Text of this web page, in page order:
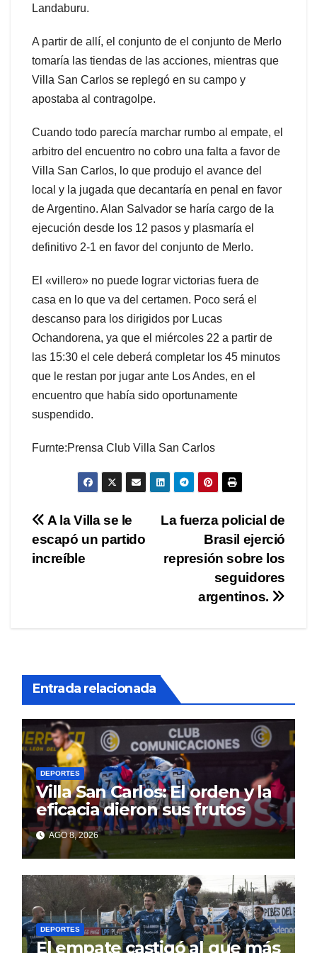
Landaburu.
A partir de allí, el conjunto de el conjunto de Merlo
tomaría las tiendas de las acciones, mientras que
Villa San Carlos se replegó en su campo y
apostaba al contragolpe.
Cuando todo parecía marchar rumbo al empate, el
arbitro del encuentro no cobro una falta a favor de
Villa San Carlos, lo que produjo el avance del
local y la jugada que decantaría en penal en favor
de Argentino. Alan Salvador se haría cargo de la
ejecución desde los 12 pasos y plasmaría el
definitivo 2-1 en favor del conjunto de Merlo.
El «villero» no puede lograr victorias fuera de
casa en lo que va del certamen. Poco será el
descanso para los dirigidos por Lucas
Ochandorena, ya que el miércoles 22 a partir de
las 15:30 el cele deberá completar los 45 minutos
que le restan por jugar ante Los Andes, en el
encuentro que había sido oportunamente
suspendido.
Furnte:Prensa Club Villa San Carlos
Navegación
de
La fuerza policial de
Brasil ejerció
represión sobre los
seguidores
argentinos.
A la Villa se le
escapó un partido
increíble
Entrada relacionada
DEPORTES
Villa San Carlos: El orden y la
eficacia dieron sus frutos
AGO 8, 2026
DEPORTES
El empate castigó al que más